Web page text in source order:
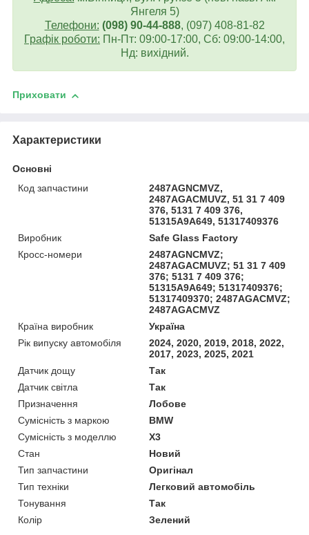
Янгеля 5)
Телефони: (098) 90-44-888, (097) 408-81-82
Графік роботи: Пн-Пт: 09:00-17:00, Сб: 09:00-14:00,
Нд: вихідний.
Приховати
Характеристики
Основні
Код запчастини
2487AGNCMVZ,
2487AGACMUVZ, 51 31 7 409
376, 5131 7 409 376,
51315A9A649, 51317409376
Виробник
Safe Glass Factory
Кросс-номери
2487AGNCMVZ;
2487AGACMUVZ; 51 31 7 409
376; 5131 7 409 376;
51315A9A649; 51317409376;
51317409370; 2487AGACMVZ;
2487AGACMVZ
Країна виробник
Україна
Рік випуску автомобіля
2024, 2020, 2019, 2018, 2022,
2017, 2023, 2025, 2021
Датчик дощу
Так
Датчик світла
Так
Призначення
Лобове
Сумісність з маркою
BMW
Сумісність з моделлю
X3
Стан
Новий
Тип запчастини
Оригінал
Тип техніки
Легковий автомобіль
Тонування
Так
Колір
Зелений